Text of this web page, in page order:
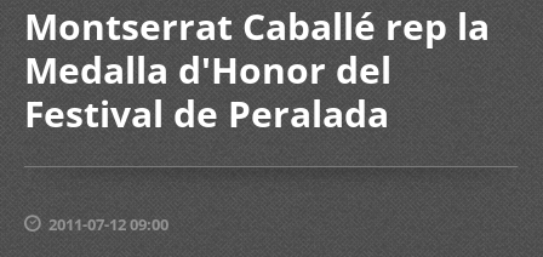
Montserrat Caballé rep la
Medalla d'Honor del
Festival de Peralada
2011-07-12 09:00